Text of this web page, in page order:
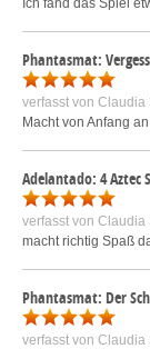
Ich fand das Spiel
Phantasmat:
verfasst von Claudia
Macht von Anfang
Adelantado: 4 Aztec
verfasst von Claudia
macht richtig Spaß
Phantasmat: Der
verfasst von Claudia